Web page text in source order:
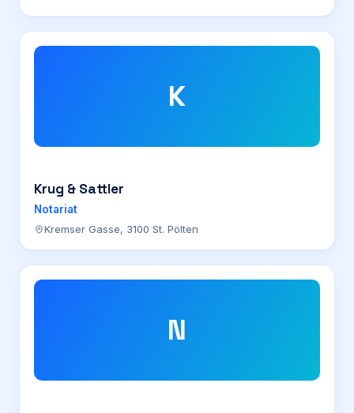
K
Krug & Sattler
Notariat
Kremser Gasse, 3100 St. Pölten
N